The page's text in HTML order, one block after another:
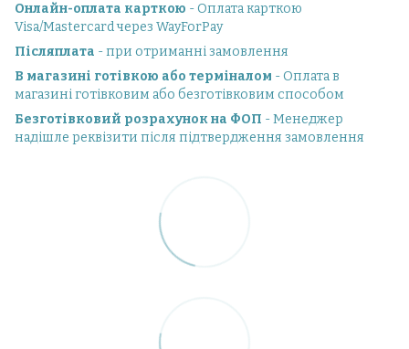
Онлайн-оплата карткою - Оплата карткою
Visa/Mastercard через WayForPay
Післяплата - при отриманні замовлення
В магазині готівкою або терміналом - Оплата в
магазині готівковим або безготівковим способом
Безготівковий розрахунок на ФОП - Менеджер
надішле реквізити після підтвердження замовлення